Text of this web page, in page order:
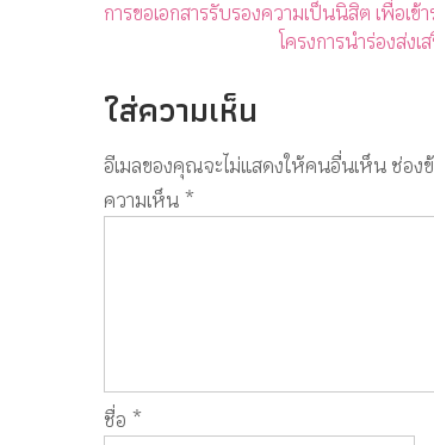
การขอเอกสารรับรองความเป็นนิสิต เพื่อเข้
โครงการนำร่องส่
ใส่ความเห็น
อีเมลของคุณจะไม่แสดงให้คนอื่นเห็น ช่อง
ความเห็น *
ชื่อ *